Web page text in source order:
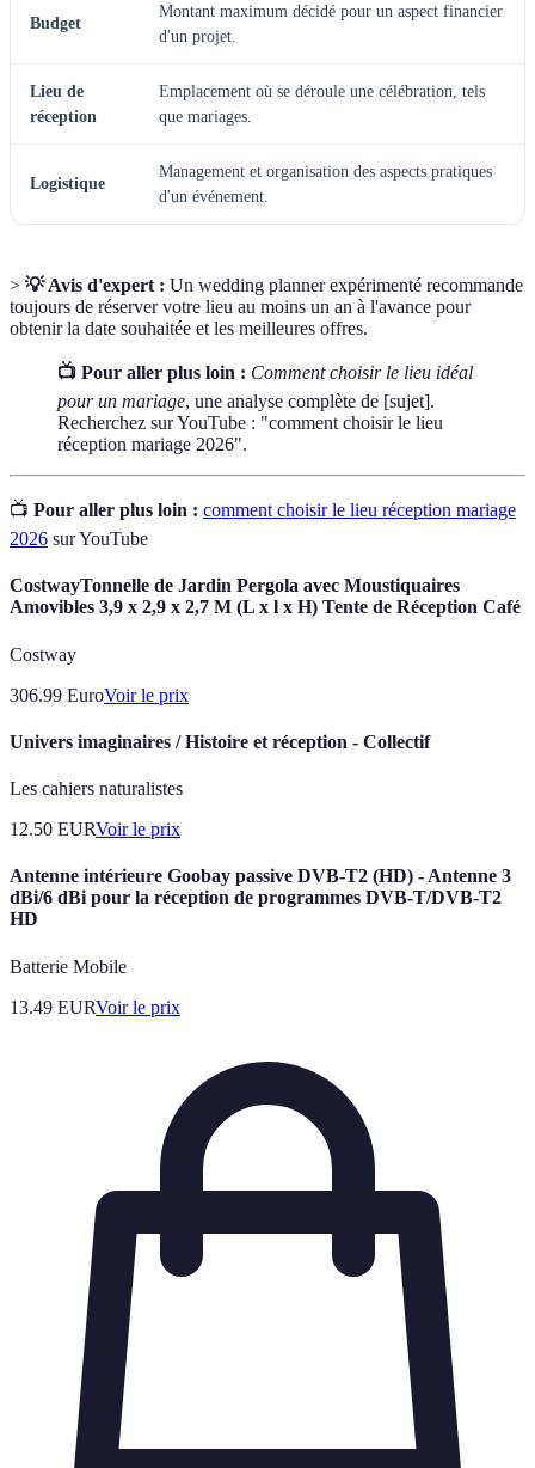
Budget
Montant maximum décidé pour un aspect financier
d'un projet.
Lieu de
réception
Emplacement où se déroule une célébration, tels
que mariages.
Logistique
Management et organisation des aspects pratiques
d'un événement.
> 💡 Avis d'expert : Un wedding planner expérimenté recommande
toujours de réserver votre lieu au moins un an à l'avance pour
obtenir la date souhaitée et les meilleures offres.
📺 Pour aller plus loin : Comment choisir le lieu idéal
pour un mariage, une analyse complète de [sujet].
Recherchez sur YouTube : "comment choisir le lieu
réception mariage 2026".
📺 Pour aller plus loin : comment choisir le lieu réception mariage
2026 sur YouTube
CostwayTonnelle de Jardin Pergola avec Moustiquaires
Amovibles 3,9 x 2,9 x 2,7 M (L x l x H) Tente de Réception Café
Costway
306.99 EuroVoir le prix
Univers imaginaires / Histoire et réception - Collectif
Les cahiers naturalistes
12.50 EURVoir le prix
Antenne intérieure Goobay passive DVB-T2 (HD) - Antenne 3
dBi/6 dBi pour la réception de programmes DVB-T/DVB-T2
HD
Batterie Mobile
13.49 EURVoir le prix